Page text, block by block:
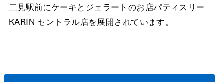
二見駅前にケーキとジェラートのお店パティスリー
KARIN セントラル店を展開されています。